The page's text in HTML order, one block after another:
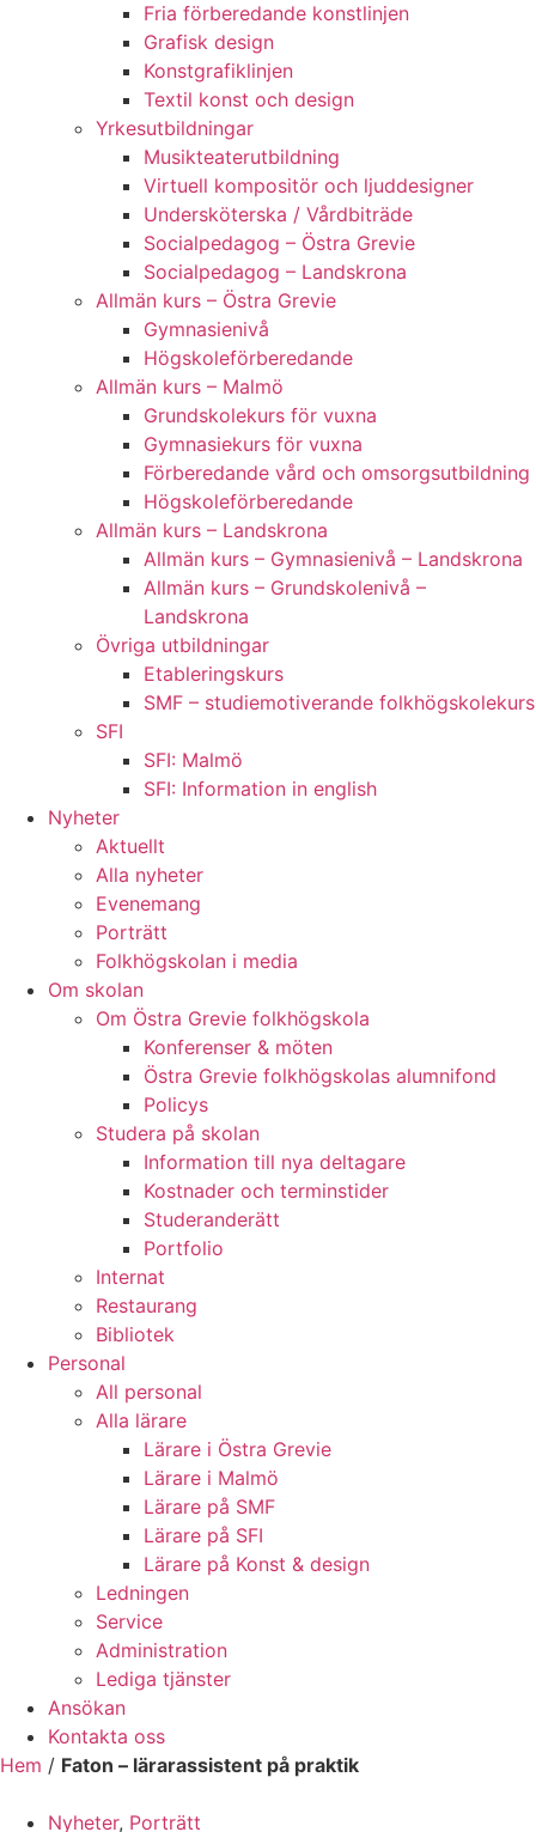
Fria förberedande konstlinjen
Grafisk design
Konstgrafiklinjen
Textil konst och design
Yrkesutbildningar
Musikteaterutbildning
Virtuell kompositör och ljuddesigner
Undersköterska / Vårdbiträde
Socialpedagog – Östra Grevie
Socialpedagog – Landskrona
Allmän kurs – Östra Grevie
Gymnasienivå
Högskoleförberedande
Allmän kurs – Malmö
Grundskolekurs för vuxna
Gymnasiekurs för vuxna
Förberedande vård och omsorgsutbildning
Högskoleförberedande
Allmän kurs – Landskrona
Allmän kurs – Gymnasienivå – Landskrona
Allmän kurs – Grundskolenivå –
Landskrona
Övriga utbildningar
Etableringskurs
SMF – studiemotiverande folkhögskolekurs
SFI
SFI: Malmö
SFI: Information in english
Nyheter
Aktuellt
Alla nyheter
Evenemang
Porträtt
Folkhögskolan i media
Om skolan
Om Östra Grevie folkhögskola
Konferenser & möten
Östra Grevie folkhögskolas alumnifond
Policys
Studera på skolan
Information till nya deltagare
Kostnader och terminstider
Studeranderätt
Portfolio
Internat
Restaurang
Bibliotek
Personal
All personal
Alla lärare
Lärare i Östra Grevie
Lärare i Malmö
Lärare på SMF
Lärare på SFI
Lärare på Konst & design
Ledningen
Service
Administration
Lediga tjänster
Ansökan
Kontakta oss
Hem / Faton – lärarassistent på praktik
Nyheter, Porträtt